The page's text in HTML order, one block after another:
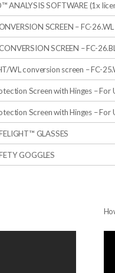
ANALYSIS SOFTWARE (1x
SCREEN – FC-26.WL
SCREEN – FC-
WL conversion screen – FC-
Screen with Hinges – For
Screen with Hinges – For
GLASSES
GOGGLES